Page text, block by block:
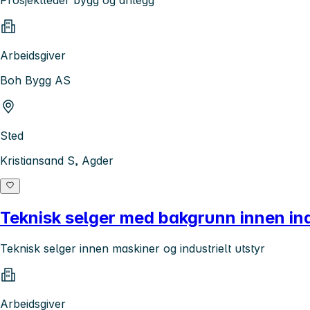
Arbeidsgiver
Boh Bygg AS
Sted
Kristiansand S, Agder
Teknisk selger med bakgrunn innen
Teknisk selger innen maskiner og industrielt utstyr
Arbeidsgiver